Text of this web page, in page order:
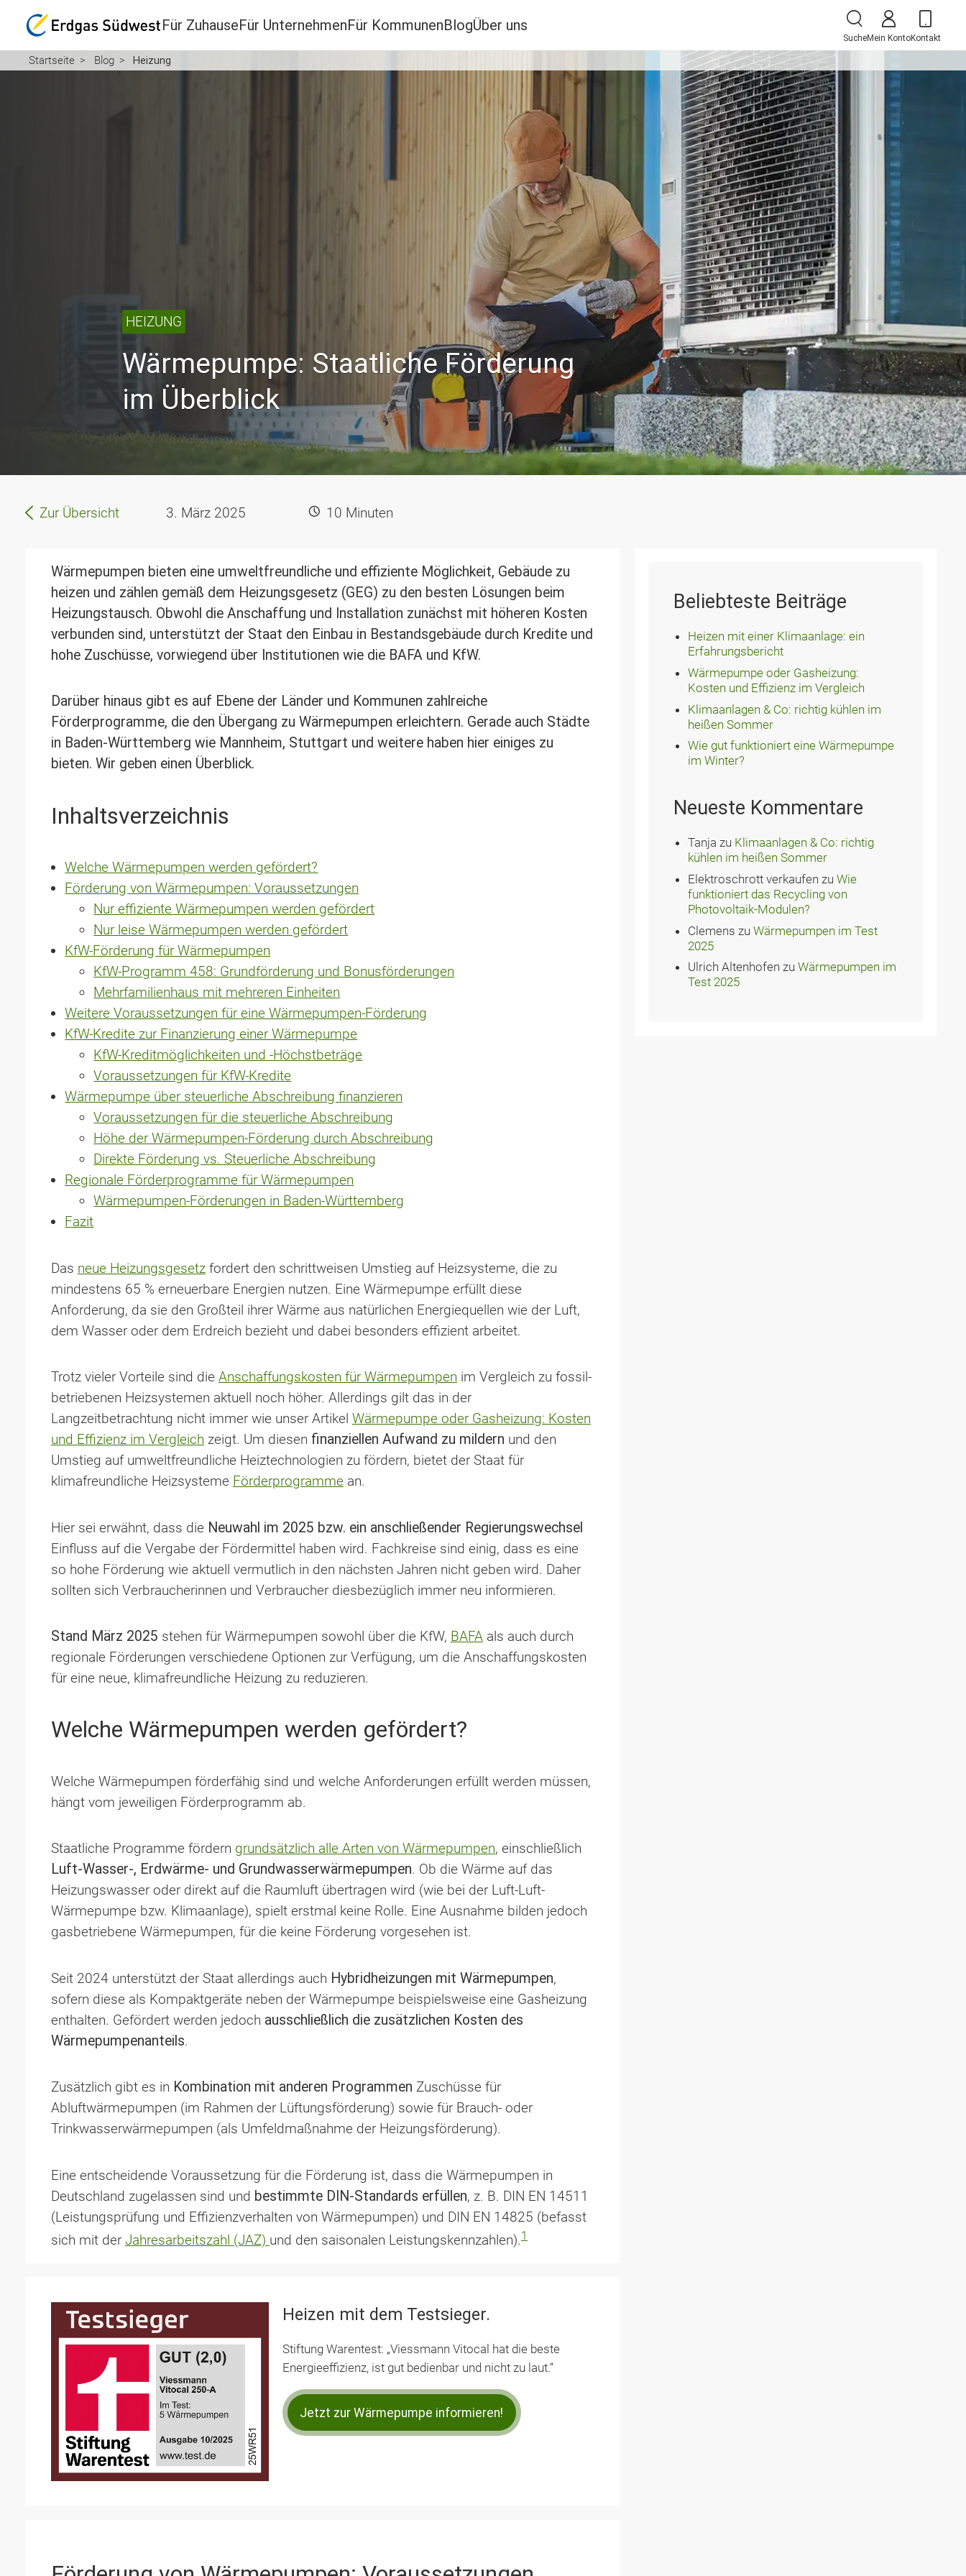
Für ZuhauseFür UnternehmenFür KommunenBlogÜber uns
SucheMein KontoKontakt
Startseite Blog Heizung
HEIZUNG
Wärmepumpe: Staatliche Förderung
im Überblick
Zur Übersicht 3. März 2025 10 Minuten
Wärmepumpen bieten eine umweltfreundliche und effiziente Möglichkeit, Gebäude zu
heizen und zählen gemäß dem Heizungsgesetz (GEG) zu den besten Lösungen beim
Heizungstausch. Obwohl die Anschaffung und Installation zunächst mit höheren Kosten
verbunden sind, unterstützt der Staat den Einbau in Bestandsgebäude durch Kredite und
hohe Zuschüsse, vorwiegend über Institutionen wie die BAFA und KfW.
Darüber hinaus gibt es auf Ebene der Länder und Kommunen zahlreiche
Förderprogramme, die den Übergang zu Wärmepumpen erleichtern. Gerade auch Städte
in Baden-Württemberg wie Mannheim, Stuttgart und weitere haben hier einiges zu
bieten. Wir geben einen Überblick.
Inhaltsverzeichnis
Welche Wärmepumpen werden gefördert?
Förderung von Wärmepumpen: Voraussetzungen
Nur effiziente Wärmepumpen werden gefördert
Nur leise Wärmepumpen werden gefördert
KfW-Förderung für Wärmepumpen
KfW-Programm 458: Grundförderung und Bonusförderungen
Mehrfamilienhaus mit mehreren Einheiten
Weitere Voraussetzungen für eine Wärmepumpen-Förderung
KfW-Kredite zur Finanzierung einer Wärmepumpe
KfW-Kreditmöglichkeiten und -Höchstbeträge
Voraussetzungen für KfW-Kredite
Wärmepumpe über steuerliche Abschreibung finanzieren
Voraussetzungen für die steuerliche Abschreibung
Höhe der Wärmepumpen-Förderung durch Abschreibung
Direkte Förderung vs. Steuerliche Abschreibung
Regionale Förderprogramme für Wärmepumpen
Wärmepumpen-Förderungen in Baden-Württemberg
Fazit
Das neue Heizungsgesetzfordert den schrittweisen Umstieg auf Heizsysteme, die zu
mindestens 65 % erneuerbare Energien nutzen. Eine Wärmepumpe erfüllt diese
Anforderung, da sie den Großteil ihrer Wärme aus natürlichen Energiequellen wie der Luft,
dem Wasser oder dem Erdreich bezieht und dabei besonders effizient arbeitet.
Trotz vieler Vorteile sind die Anschaffungskosten für Wärmepumpen im Vergleich zu fossil-
betriebenen Heizsystemen aktuell noch höher. Allerdings gilt das in der
Langzeitbetrachtung nicht immer wie unser Artikel Wärmepumpe oder Gasheizung: Kosten
und Effizienz im Vergleich zeigt. Um diesen finanziellen Aufwand zu mildern und den
Umstieg auf umweltfreundliche Heiztechnologien zu fördern, bietet der Staat für
klimafreundliche Heizsysteme Förderprogramme an.
Hier sei erwähnt, dass die Neuwahl im 2025 bzw. ein anschließender Regierungswechsel
Einfluss auf die Vergabe der Fördermittel haben wird. Fachkreise sind einig, dass es eine
so hohe Förderung wie aktuell vermutlich in den nächsten Jahren nicht geben wird. Daher
sollten sich Verbraucherinnen und Verbraucher diesbezüglich immer neu informieren.
Stand März 2025 stehen für Wärmepumpen sowohl über die KfW, BAFAals auch durch
regionale Förderungen verschiedene Optionen zur Verfügung, um die Anschaffungskosten
für eine neue, klimafreundliche Heizung zu reduzieren.
Welche Wärmepumpen werden gefördert?
Welche Wärmepumpen förderfähig sind und welche Anforderungen erfüllt werden müssen,
hängt vom jeweiligen Förderprogramm ab.
Staatliche Programme fördern grundsätzlich alle Arten von Wärmepumpen, einschließlich
Luft-Wasser-, Erdwärme- und Grundwasserwärmepumpen. Ob die Wärme auf das
Heizungswasser oder direkt auf die Raumluft übertragen wird (wie bei der Luft-Luft-
Wärmepumpe bzw. Klimaanlage), spielt erstmal keine Rolle. Eine Ausnahme bilden jedoch
gasbetriebene Wärmepumpen, für die keine Förderung vorgesehen ist.
Seit 2024 unterstützt der Staat allerdings auch Hybridheizungen mit Wärmepumpen,
sofern diese als Kompaktgeräte neben der Wärmepumpe beispielsweise eine Gasheizung
enthalten. Gefördert werden jedoch ausschließlich die zusätzlichen Kosten des
Wärmepumpenanteils.
Zusätzlich gibt es in Kombination mit anderen Programmen Zuschüsse für
Abluftwärmepumpen (im Rahmen der Lüftungsförderung) sowie für Brauch- oder
Trinkwasserwärmepumpen (als Umfeldmaßnahme der Heizungsförderung).
Eine entscheidende Voraussetzung für die Förderung ist, dass die Wärmepumpen in
Deutschland zugelassen sind und bestimmte DIN-Standards erfüllen, z. B. DIN EN 14511
(Leistungsprüfung und Effizienzverhalten von Wärmepumpen) und DIN EN 14825 (befasst
sich mit der Jahresarbeitszahl (JAZ) und den saisonalen Leistungskennzahlen).1
Heizen mit dem Testsieger.
Stiftung Warentest: „Viessmann Vitocal hat die beste
Energieeffizienz, ist gut bedienbar und nicht zu laut.“
Jetzt zur Wärmepumpe informieren!
Beliebteste Beiträge
Heizen mit einer Klimaanlage: ein
Erfahrungsbericht
Wärmepumpe oder Gasheizung:
Kosten und Effizienz im Vergleich
Klimaanlagen & Co: richtig kühlen im
heißen Sommer
Wie gut funktioniert eine Wärmepumpe
im Winter?
Neueste Kommentare
Tanja zu Klimaanlagen & Co: richtig
kühlen im heißen Sommer
Elektroschrott verkaufen zuWie
funktioniert das Recycling von
Photovoltaik-Modulen?
Clemens zuWärmepumpen im Test
2025
Ulrich Altenhofen zuWärmepumpen im
Test 2025